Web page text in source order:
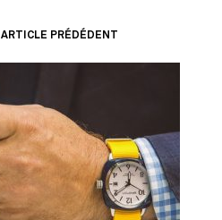
ARTICLE PRÉDÉDENT